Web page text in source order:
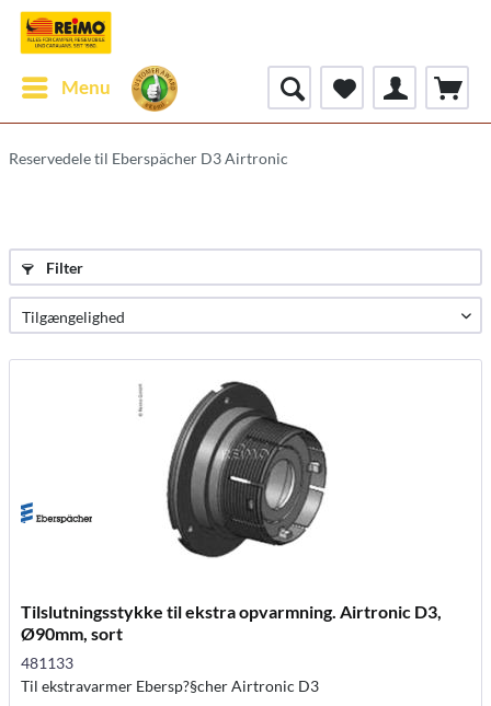
Menu
Reservedele til Eberspächer D3 Airtronic
Filter
Tilslutningsstykke til ekstra opvarmning. Airtronic D3,
Ø90mm, sort
481133
Til ekstravarmer Ebersp?§cher Airtronic D3